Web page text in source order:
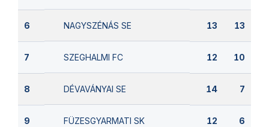
6 NAGYSZÉNÁS SE 13 13
7 SZEGHALMI FC 12 10
8 DÉVAVÁNYAI SE 14 7
9 FÜZESGYARMATI SK 12 6